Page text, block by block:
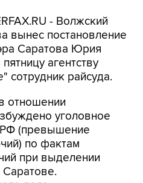
- Волжский
вынес постановление
Саратова Юрия
агентству
райсуда.
отношении
уголовное
РФ (превышение
по фактам
при выделении
Саратове.